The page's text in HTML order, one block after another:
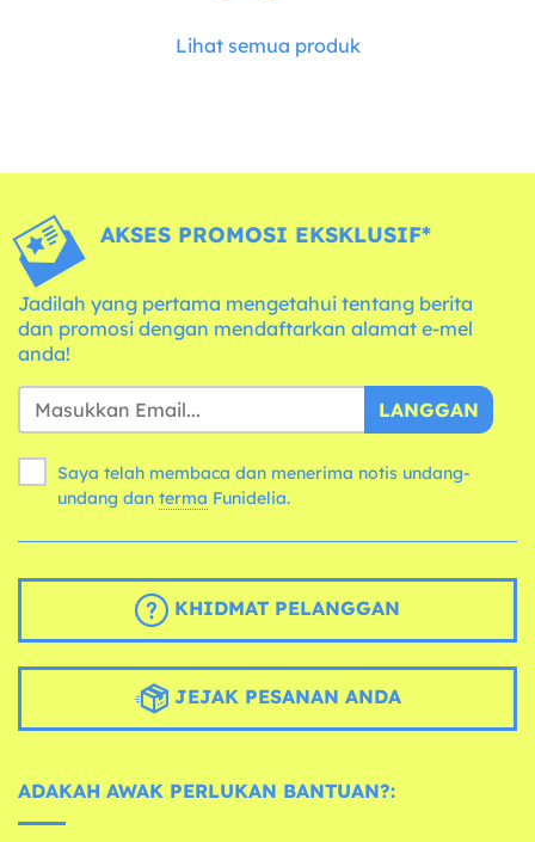
Lihat semua produk
AKSES PROMOSI EKSKLUSIF*
Jadilah yang pertama mengetahui tentang berita
dan promosi dengan mendaftarkan alamat e-mel
anda!
LANGGAN
Saya telah membaca dan menerima notis undang-
undang dan terma Funidelia.
KHIDMAT PELANGGAN
JEJAK PESANAN ANDA
ADAKAH AWAK PERLUKAN BANTUAN?: